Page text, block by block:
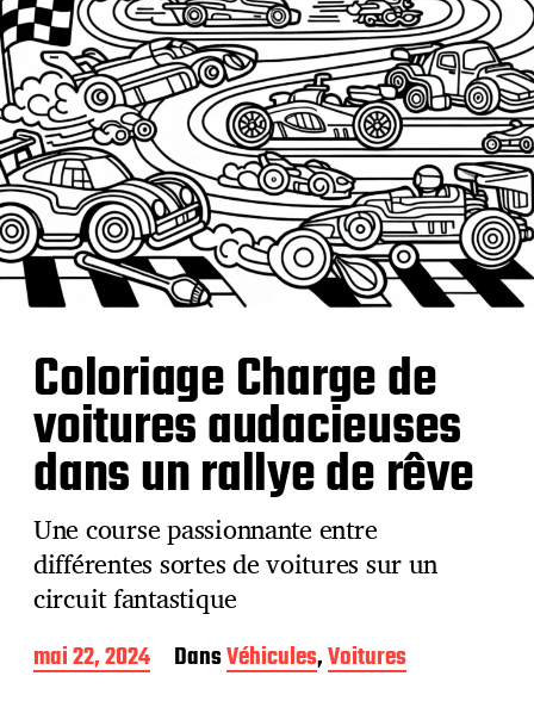
Coloriage Charge de
voitures audacieuses
dans un rallye de rêve
Une course passionnante entre
différentes sortes de voitures sur un
circuit fantastique
D
a
mai 22, 2024 DansVéhicules,Voitures